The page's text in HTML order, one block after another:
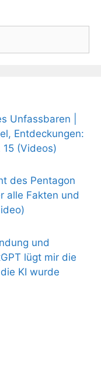
Unfassbaren |
Entdeckungen:
15 (Videos)
des Pentagon
alle Fakten und
und
lügt mir die
KI wurde